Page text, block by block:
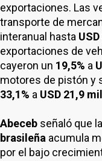
exportaciones. Las
transporte de
interanual hasta
exportaciones de
cayeron un 19,5% a
motores de pistón y
33,1% a USD 21,9
Abeceb señaló que la
brasileña acumula
por el bajo